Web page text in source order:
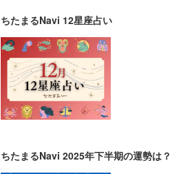
ちたまるNavi 12星座占い
ちたまるNavi 2025年下半期の運勢は？